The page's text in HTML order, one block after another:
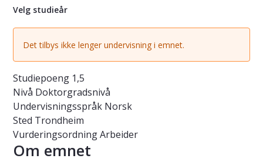
Velg studieår
Det tilbys ikke lenger undervisning i emnet.
Studiepoeng 1,5
Nivå Doktorgradsnivå
Undervisningsspråk Norsk
Sted Trondheim
VurderingsordningArbeider
Om emnet